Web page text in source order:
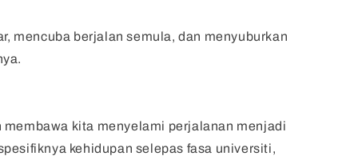
mencuba berjalan semula, dan menyuburkan
kita menyelami perjalanan menjadi
kehidupan selepas fasa universiti,